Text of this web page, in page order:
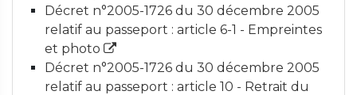
Décret n°2005-1726 du 30 décembre 2005
relatif au passeport : article 6-1 - Empreintes
et photo
Décret n°2005-1726 du 30 décembre 2005
relatif au passeport : article 10 - Retrait du